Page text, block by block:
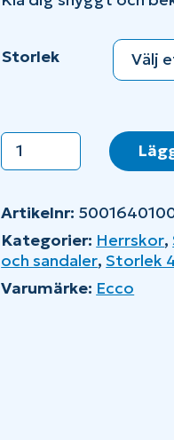
Storlek
Ecco
Helsinki
mängd
Artikelnr:
Kategorier: Herrskor,
och sandaler, Storlek
Varumärke: Ecco